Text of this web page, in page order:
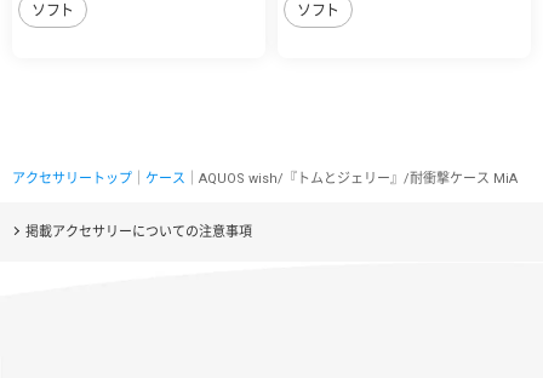
ソフト ソフト
アクセサリートップ ケース ｜AQUOS wish/『トムとジェリー』/耐衝撃ケース MiA
掲載アクセサリーについての注意事項